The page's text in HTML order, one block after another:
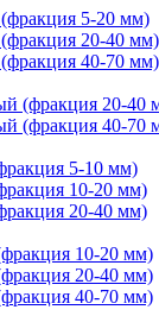
5-20 мм)
20-40 мм)
40-70 мм)
(фракция 20-40
(фракция 40-70
5-10 мм)
10-20 мм)
20-40 мм)
10-20 мм)
20-40 мм)
40-70 мм)